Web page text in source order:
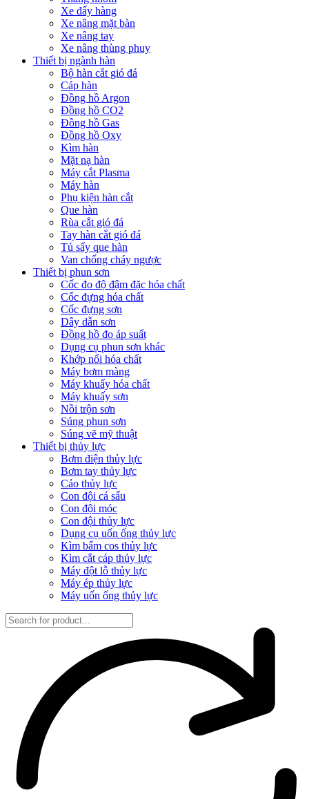
Xe đẩy hàng
Xe nâng mặt bàn
Xe nâng tay
Xe nâng thùng phuy
Thiết bị ngành hàn
Bộ hàn cắt gió đá
Cáp hàn
Đồng hồ Argon
Đồng hồ CO2
Đồng hồ Gas
Đồng hồ Oxy
Kìm hàn
Mặt nạ hàn
Máy cắt Plasma
Máy hàn
Phụ kiện hàn cắt
Que hàn
Rùa cắt gió đá
Tay hàn cắt gió đá
Tủ sấy que hàn
Van chống cháy ngược
Thiết bị phun sơn
Cốc đo độ đậm đặc hóa chất
Cốc đựng hóa chất
Cốc đựng sơn
Dây dẫn sơn
Đồng hồ đo áp suất
Dụng cụ phun sơn khác
Khớp nối hóa chất
Máy bơm màng
Máy khuấy hóa chất
Máy khuấy sơn
Nồi trộn sơn
Súng phun sơn
Súng vẽ mỹ thuật
Thiết bị thủy lực
Bơm điện thủy lực
Bơm tay thủy lực
Cảo thủy lực
Con đội cá sấu
Con đội móc
Con đội thủy lực
Dụng cụ uốn ống thủy lực
Kìm bấm cos thủy lực
Kìm cắt cáp thủy lực
Máy đột lỗ thủy lực
Máy ép thủy lực
Máy uốn ống thủy lực